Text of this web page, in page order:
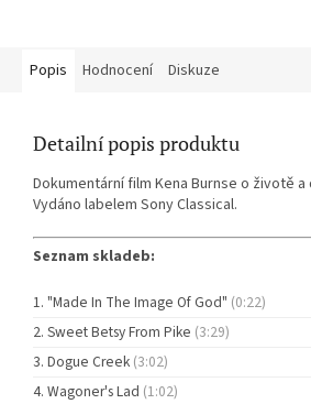
Popis Hodnocení Diskuze
Detailní popis produktu
Dokumentární film Kena Burnse o životě a
Vydáno labelem Sony Classical.
Seznam skladeb:
"Made In The Image Of God" (0:22)
Sweet Betsy From Pike (3:29)
Dogue Creek (3:02)
Wagoner's Lad (1:02)